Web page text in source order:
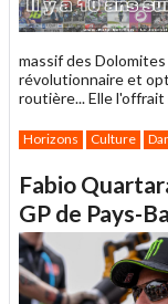
massif des
révolutionnaire et
routière... Elle l'offrait
Horizons Culture
Fabio
GP de Pays-